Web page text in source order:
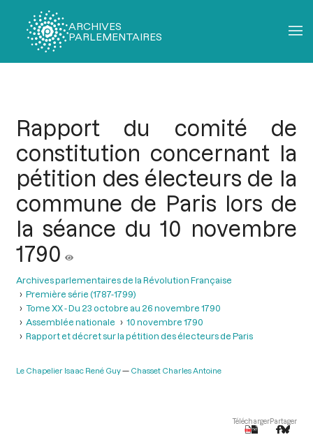
ARCHIVES
PARLEMENTAIRES
Rapport du comité de
constitution concernant la
pétition des électeurs de la
commune de Paris lors de
la séance du 10 novembre
1790
Archives parlementaires de la Révolution Française
Première série (1787-1799)
Tome XX - Du 23 octobre au 26 novembre 1790
Assemblée nationale
10 novembre 1790
Rapport et décret sur la pétition des électeurs de Paris
Le Chapelier Isaac René Guy Chasset Charles Antoine
TéléchargerPartager